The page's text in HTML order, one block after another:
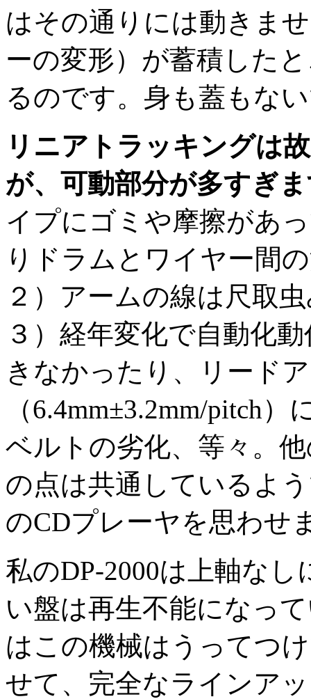
はその通りには動きま
ーの変形）が蓄積した
るのです。身も蓋もな
リニアトラッキングは
が、可動部分が多すぎ
イプにゴミや摩擦があ
りドラムとワイヤー間
２）アームの線は尺取
３）経年変化で自動化
きなかったり、リード
（6.4mm±3.2mm/pitch
ベルトの劣化、等々。
の点は共通しているよ
のCDプレーヤを思わせ
私のDP-2000は上軸な
い盤は再生不能になっ
はこの機械はうってつ
せて、完全なラインア